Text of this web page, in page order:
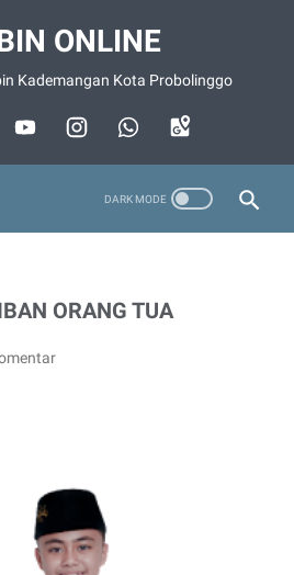
ONLINE
Kademangan Kota Probolinggo
ORANG TUA